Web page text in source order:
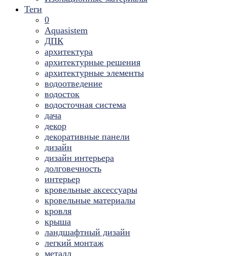
Теги
0
Aquasistem
ДПК
архитектура
архитектурные решения
архитектурные элементы
водоотведение
водосток
водосточная система
дача
декор
декоративные панели
дизайн
дизайн интерьера
долговечность
интерьер
кровельные аксессуары
кровельные материалы
кровля
крыша
ландшафтный дизайн
легкий монтаж
металл